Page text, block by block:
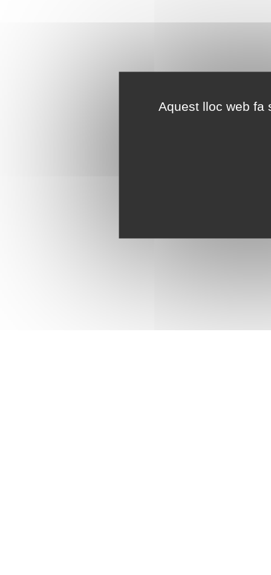
Aquest lloc web fa